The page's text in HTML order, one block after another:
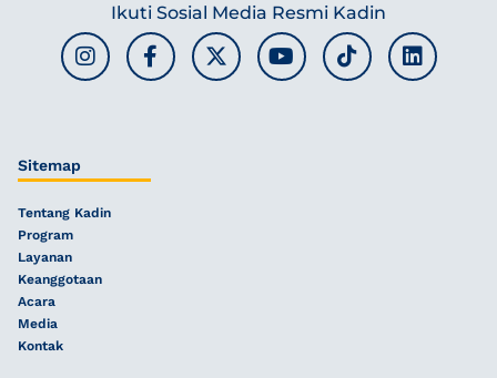
Ikuti Sosial Media Resmi Kadin
Sitemap
Tentang Kadin
Program
Layanan
Keanggotaan
Acara
Media
Kontak